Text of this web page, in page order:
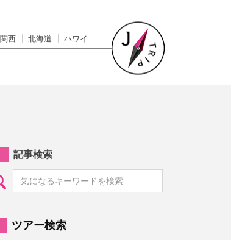
関西 北海道 ハワイ
記事検索
ツアー検索